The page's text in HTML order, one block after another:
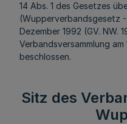
14 Abs. 1 des Gesetzes
(Wupperverbandsgesetz
Dezember 1992 (GV. NW.
Verbandsversammlung
beschlossen.
Sitz des